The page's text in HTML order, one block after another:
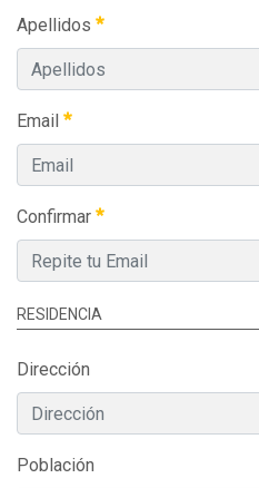
Apellidos
Email
Confirmar
RESIDENCIA
Dirección
Población